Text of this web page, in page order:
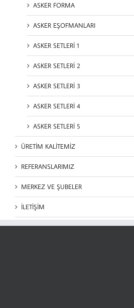
ASKER FORMA
ASKER EŞOFMANLARI
ASKER SETLERİ 1
ASKER SETLERİ 2
ASKER SETLERİ 3
ASKER SETLERİ 4
ASKER SETLERİ 5
ÜRETİM KALİTEMİZ
REFERANSLARIMIZ
MERKEZ VE ŞUBELER
İLETİŞİM